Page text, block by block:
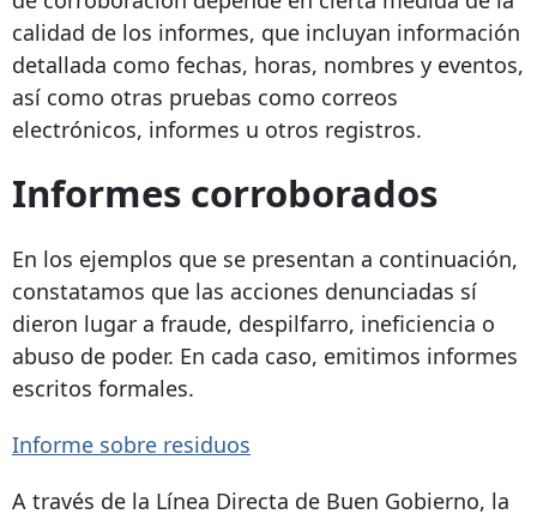
calidad de los informes, que incluyan información
detallada como fechas, horas, nombres y eventos,
así como otras pruebas como correos
electrónicos, informes u otros registros.
Informes corroborados
En los ejemplos que se presentan a continuación,
constatamos que las acciones denunciadas sí
dieron lugar a fraude, despilfarro, ineficiencia o
abuso de poder. En cada caso, emitimos informes
escritos formales.
Informe sobre residuos
A través de la Línea Directa de Buen Gobierno, la